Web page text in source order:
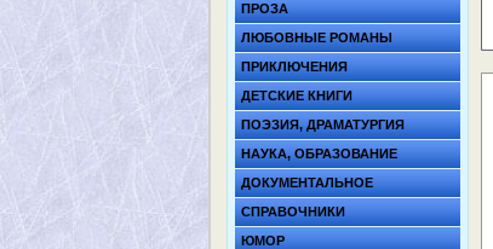
ПРОЗА
ЛЮБОВНЫЕ РОМАНЫ
ПРИКЛЮЧЕНИЯ
ДЕТСКИЕ КНИГИ
ПОЭЗИЯ, ДРАМАТУРГИЯ
НАУКА, ОБРАЗОВАНИЕ
ДОКУМЕНТАЛЬНОЕ
СПРАВОЧНИКИ
ЮМОР